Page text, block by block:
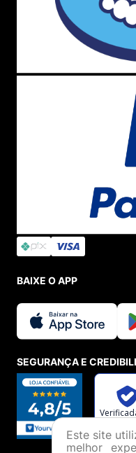
BAIXE O APP
SEGURANÇA E
Este site
melhor